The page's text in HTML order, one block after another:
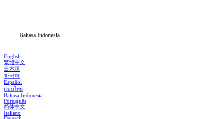
Bahasa Indonesia
English
繁體中文
日本語
한국어
Español
แบบไทย
Bahasa Indonesia
Português
简体中文
Italiano